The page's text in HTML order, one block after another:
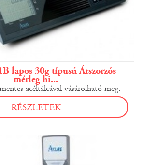
lapos 30g típusú Árszorzós
mérleg hi...
acéltálcával vásárolható meg.
RÉSZLETEK